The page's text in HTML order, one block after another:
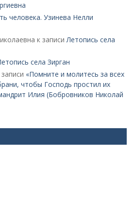
человека. Узинева Нелли
к записиЛетопись села
села Зирган
записи «Помните и молитесь за всех
чтобы Господь простил их
Илия (Бобровников Николай